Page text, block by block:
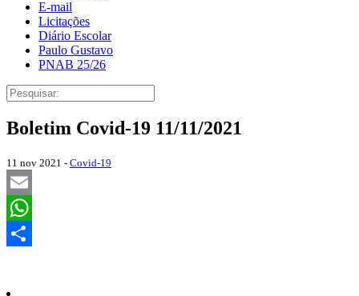
E-mail
Licitações
Diário Escolar
Paulo Gustavo
PNAB 25/26
Boletim Covid-19 11/11/2021
11 nov 2021 - Covid-19
Email
WhatsApp